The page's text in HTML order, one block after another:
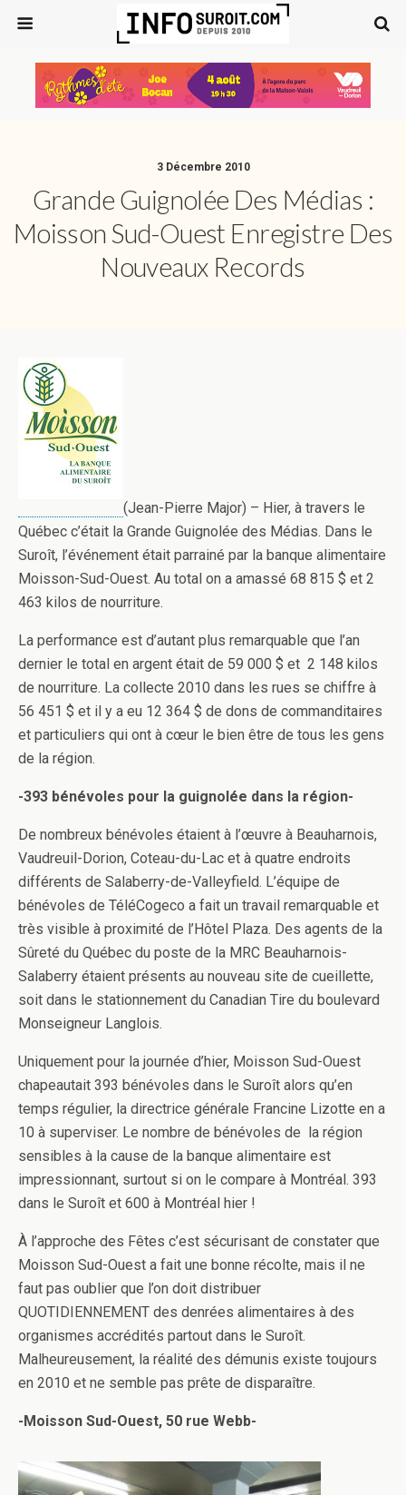
3 Décembre 2010
Grande Guignolée Des Médias :
Moisson Sud-Ouest Enregistre Des
Nouveaux Records
(Jean-Pierre Major) – Hier, à travers le
Québec c’était la Grande Guignolée des Médias. Dans le
Suroît, l’événement était parrainé par la banque alimentaire
Moisson-Sud-Ouest. Au total on a amassé 68 815 $ et 2
463 kilos de nourriture.
La performance est d’autant plus remarquable que l’an
dernier le total en argent était de 59 000 $ et 2 148 kilos
de nourriture. La collecte 2010 dans les rues se chiffre à
56 451 $ et il y a eu 12 364 $ de dons de commanditaires
et particuliers qui ont à cœur le bien être de tous les gens
de la région.
-393 bénévoles pour la guignolée dans la région-
De nombreux bénévoles étaient à l’œuvre à Beauharnois,
Vaudreuil-Dorion, Coteau-du-Lac et à quatre endroits
différents de Salaberry-de-Valleyfield. L’équipe de
bénévoles de TéléCogeco a fait un travail remarquable et
très visible à proximité de l’Hôtel Plaza. Des agents de la
Sûreté du Québec du poste de la MRC Beauharnois-
Salaberry étaient présents au nouveau site de cueillette,
soit dans le stationnement du Canadian Tire du boulevard
Monseigneur Langlois.
Uniquement pour la journée d’hier, Moisson Sud-Ouest
chapeautait 393 bénévoles dans le Suroît alors qu’en
temps régulier, la directrice générale Francine Lizotte en a
10 à superviser. Le nombre de bénévoles de la région
sensibles à la cause de la banque alimentaire est
impressionnant, surtout si on le compare à Montréal. 393
dans le Suroît et 600 à Montréal hier !
À l’approche des Fêtes c’est sécurisant de constater que
Moisson Sud-Ouest a fait une bonne récolte, mais il ne
faut pas oublier que l’on doit distribuer
QUOTIDIENNEMENT des denrées alimentaires à des
organismes accrédités partout dans le Suroît.
Malheureusement, la réalité des démunis existe toujours
en 2010 et ne semble pas prête de disparaître.
-Moisson Sud-Ouest, 50 rue Webb-